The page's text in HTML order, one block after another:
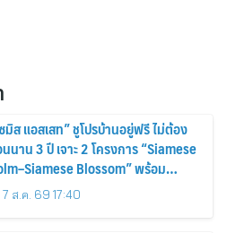
มิส แอสเสท” ชูโปรบ้านอยู่ฟรี ไม่ต้อง
นาน 3 ปี เจาะ 2 โครงการ “Siamese
Blossom” พร้อม
ลดและสิทธิพิเศษถึง 31 สิงหาคม
7 ส.ค. 69 17:40